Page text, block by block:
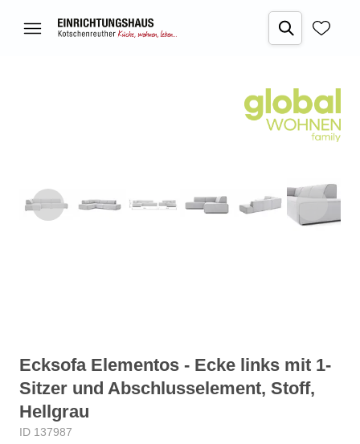
Ecksofa Elementos - Ecke links mit 1-
Sitzer und Abschlusselement, Stoff,
Hellgrau
ID 137987